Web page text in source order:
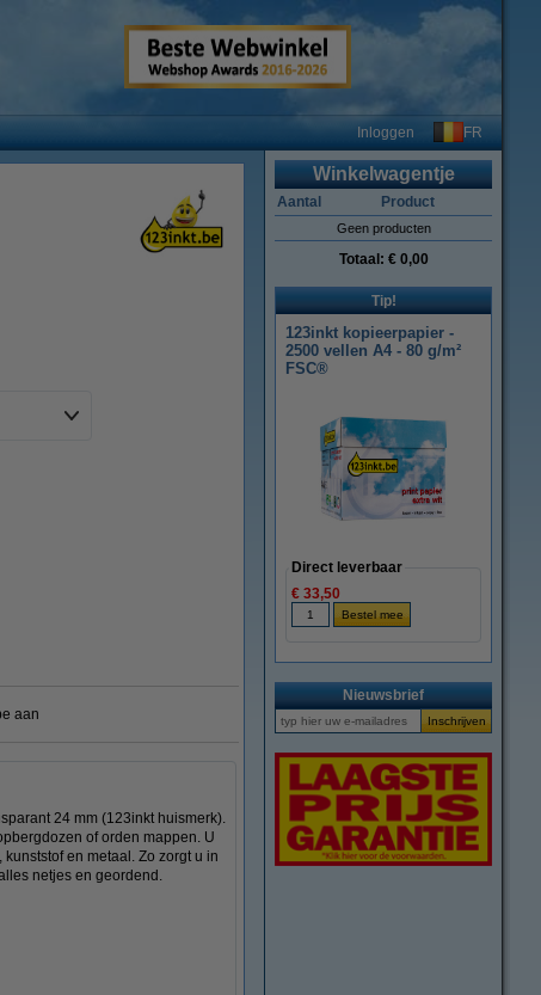
Inloggen FR
aan
24 mm (123inkt huismerk).
of orden mappen. U
en metaal. Zo zorgt u in
netjes en geordend.
Winkelwagentje
Aantal Product
Geen producten
Totaal: € 0,00
Tip!
123inkt kopieerpapier -
2500 vellen A4 - 80 g/m²
FSC®
Direct leverbaar
€ 33,50
Nieuwsbrief